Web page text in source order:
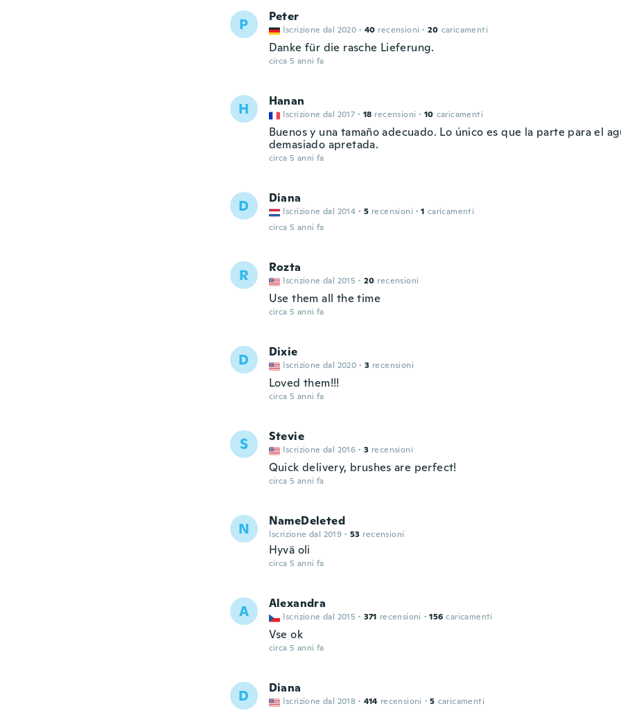
P Peter
Iscrizione dal 2020 · 40 recensioni · 20 caricamenti
Danke für die rasche Lieferung.
circa 5 anni fa
H Hanan
Iscrizione dal 2017 · 18 recensioni · 10 caricamenti
Buenos y una tamaño adecuado. Lo único es que la parte para el
demasiado apretada.
circa 5 anni fa
D Diana
Iscrizione dal 2014 · 5 recensioni · 1 caricamenti
circa 5 anni fa
R Rozta
Iscrizione dal 2015 · 20 recensioni
Use them all the time
circa 5 anni fa
D Dixie
Iscrizione dal 2020 · 3 recensioni
Loved them!!!
circa 5 anni fa
S Stevie
Iscrizione dal 2016 · 3 recensioni
Quick delivery, brushes are perfect!
circa 5 anni fa
N NameDeleted
Iscrizione dal 2019 · 53 recensioni
Hyvä oli
circa 5 anni fa
A Alexandra
Iscrizione dal 2015 · 371 recensioni · 156 caricamenti
Vse ok
circa 5 anni fa
D Diana
Iscrizione dal 2018 · 414 recensioni · 5 caricamenti